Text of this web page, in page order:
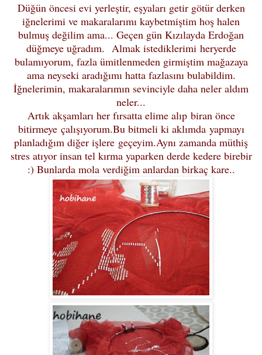
Düğün öncesi evi yerleştir, eşyaları getir götür derken
iğnelerimi ve makaralarımı kaybetmiştim hoş halen
bulmuş değilim ama... Geçen gün Kızılayda Erdoğan
düğmeye uğradım. Almak istediklerimi heryerde
bulamıyorum, fazla ümitlenmeden girmiştim mağazaya
ama neyseki aradığımı hatta fazlasını bulabildim.
İğnelerimin, makaralarımın sevinciyle daha neler aldım
neler...
Artık akşamları her fırsatta elime alıp biran önce
bitirmeye çalışıyorum.Bu bitmeli ki aklımda yapmayı
planladığım diğer işlere geçeyim.Aynı zamanda müthiş
stres atıyor insan tel kırma yaparken derde kedere birebir
:) Bunlarda mola verdiğim anlardan birkaç kare..